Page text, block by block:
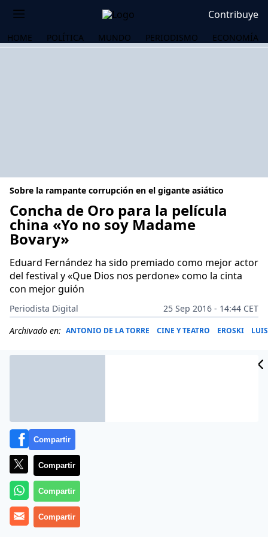
Contribuye
HOME POLÍTICA MUNDO PERIODISMO ECONOMÍA
Sobre la rampante corrupción en el gigante asiático
Concha de Oro para la película
china «Yo no soy Madame
Bovary»
Eduard Fernández ha sido premiado como mejor actor
del festival y «Que Dios nos perdone» como la cinta
con mejor guión
Periodista Digital
25 Sep 2016 - 14:44 CET
Archivado en: ANTONIO DE LA TORRE CINE Y TEATRO EROSKI
La película‘I am not Madame Bovary
Compartir
Compartir
Compartir
Compartir